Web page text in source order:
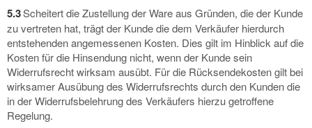
5.3Scheitert die Zustellung der Ware aus Gründen, die der Kunde
zu vertreten hat, trägt der Kunde die dem Verkäufer hierdurch
entstehenden angemessenen Kosten. Dies gilt im Hinblick auf die
Kosten für die Hinsendung nicht, wenn der Kunde sein
Widerrufsrecht wirksam ausübt. Für die Rücksendekosten gilt bei
wirksamer Ausübung des Widerrufsrechts durch den Kunden die
in der Widerrufsbelehrung des Verkäufers hierzu getroffene
Regelung.